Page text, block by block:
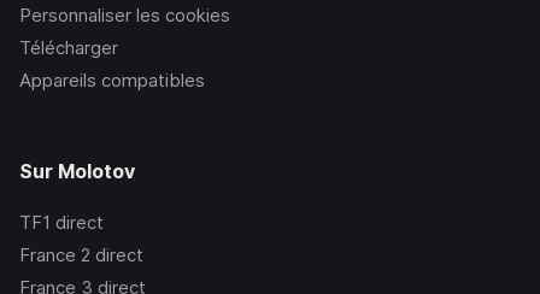
Personnaliser les cookies
Télécharger
Appareils compatibles
Sur Molotov
TF1 direct
France 2 direct
France 3 direct